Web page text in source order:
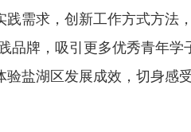
践需求，创新工作方式方法
品牌，吸引更多优秀青年
验盐湖区发展成效，切身感